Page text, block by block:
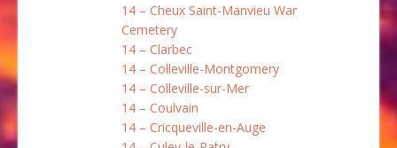
14 – Cheux Saint-Manvieu War
Cemetery
14 – Clarbec
14 – Colleville-Montgomery
14 – Colleville-sur-Mer
14 – Coulvain
14 – Cricqueville-en-Auge